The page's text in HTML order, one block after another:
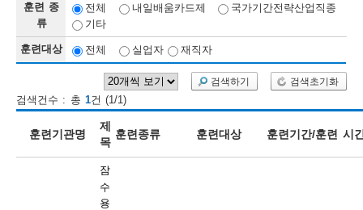
보
보
련
우
내
훈련 종
류
전체 내일배움카드제
국가기간전략산업직종
기타
훈련대상 전체 실업자 재직자
검색하기 검색초기화
검색건수 : 총 1건 (1/1)
훈련기관명
제
목
훈련종류 훈련대상 훈련기간/훈련 시
잠
수
용
업
훈